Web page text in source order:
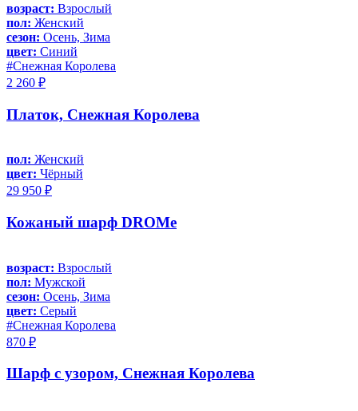
возраст: Взрослый
пол: Женский
сезон: Осень, Зима
цвет: Синий
#Снежная Королева
2 260 ₽
Платок, Снежная Королева
пол: Женский
цвет: Чёрный
29 950 ₽
Кожаный шарф DROMe
возраст: Взрослый
пол: Мужской
сезон: Осень, Зима
цвет: Серый
#Снежная Королева
870 ₽
Шарф с узором, Снежная Королева